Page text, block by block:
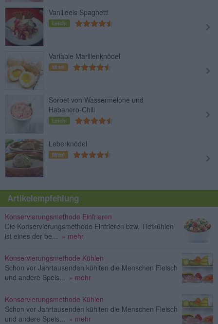
Vanilleeis Spaghetti
Leicht
Variable Marillenknödel
Mittel
Sorbet von Wassermelone und
Habanero-Chili
Leicht
Leberknödel
Mittel
Artikelempfehlung
Konservierungsmethode Einfrieren
Die Konservierungsmethode Einfrieren bzw. Tiefkühlen
ist eines der be... » mehr
Konservierungsmethode Kühlen
Schon vor Jahrtausenden kühlten die Menschen Fleisch
und andere Speis... » mehr
Konservierungsmethode Kühlen
Schon vor Jahrtausenden kühlten die Menschen Fleisch
und andere Speis... » mehr